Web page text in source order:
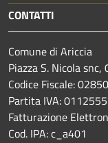
CONTATTI
Comune di Ariccia
Piazza S. Nicola
Codice Fiscale:
Partita IVA:
Fatturazione
Cod. IPA: c_a401